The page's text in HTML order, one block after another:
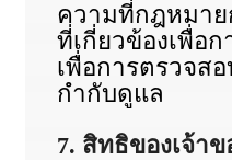
ความที่กฎหมาย
ที่เกี่ยวข้องเพื่
เพื่อการตรวจส
กำกับดูแล
7. สิทธิของเจ้า